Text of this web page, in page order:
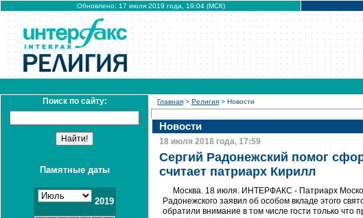
Обновлено: 17 июля 2019 года, 19:04 (МСК)
Поиск по сайту:
Памятные даты
2019
Главная > Религия > Новости
Новости
18 июля 2018 года, 17:59
Сергий Радонежский помог
считает патриарх Кирилл
Москва. 18 июля. ИНТЕРФАКС - Патриарх
Радонежского заявил об особом вкладе этого
обратили внимание в том числе гости только